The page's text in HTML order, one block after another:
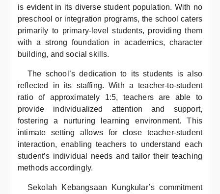
is evident in its diverse student population. With no
preschool or integration programs, the school caters
primarily to primary-level students, providing them
with a strong foundation in academics, character
building, and social skills.
The school’s dedication to its students is also
reflected in its staffing. With a teacher-to-student
ratio of approximately 1:5, teachers are able to
provide individualized attention and support,
fostering a nurturing learning environment. This
intimate setting allows for close teacher-student
interaction, enabling teachers to understand each
student’s individual needs and tailor their teaching
methods accordingly.
Sekolah Kebangsaan Kungkular’s commitment